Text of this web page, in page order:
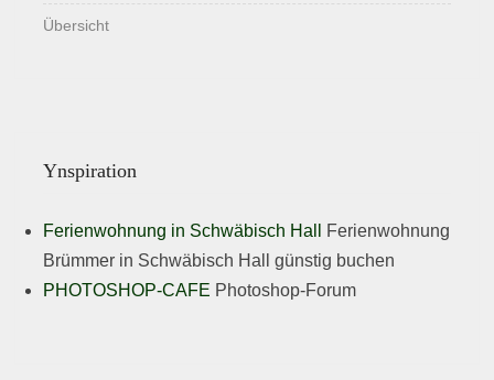
Übersicht
Ynspiration
Ferienwohnung in Schwäbisch Hall
Ferienwohnung
Brümmer in Schwäbisch Hall günstig buchen
PHOTOSHOP-CAFE Photoshop-Forum